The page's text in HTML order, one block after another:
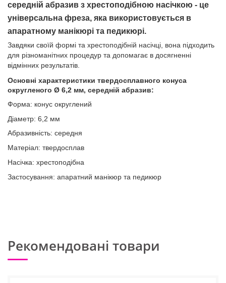
середній абразив з хрестоподібною насічкою - це
універсальна фреза, яка використовується в
апаратному манікюрі та педикюрі.
Завдяки своїй формі та хрестоподібній насічці, вона підходить
для різноманітних процедур та допомагає в досягненні
відмінних результатів.
Основні характеристики твердосплавного конуса
округленого Ø 6,2 мм, середній абразив:
Форма: конус округлений
Діаметр: 6,2 мм
Абразивність: середня
Матеріал: твердосплав
Насічка: хрестоподібна
Застосування: апаратний манікюр та педикюр
Рекомендовані товари